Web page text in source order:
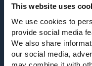
This website uses
We use cookies to
provide social media
We also share
our social media,
02 ZAHLREICHE
Zahlreiche
für alle